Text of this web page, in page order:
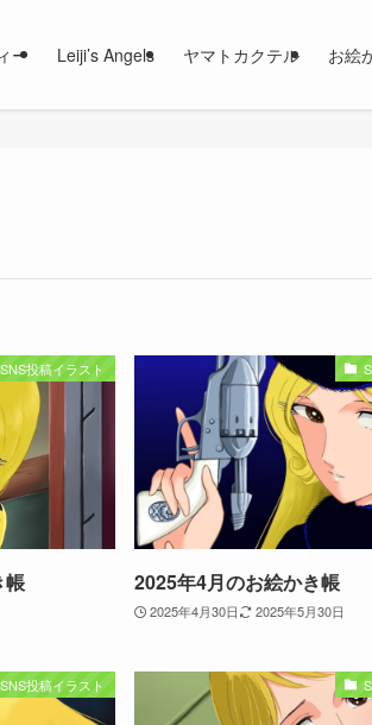
ー Leiji’s Angels ヤマトカクテル お絵
SNS投稿イラスト
帳 2025年4月のお絵かき帳
2025年4月30日 2025年5月30日
SNS投稿イラスト